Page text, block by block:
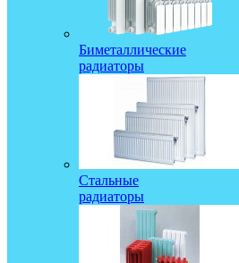
Биметаллические
радиаторы
Стальные
радиаторы